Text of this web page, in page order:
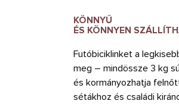
KÖNNYŰ
ÉS KÖNNYEN
Futóbiciklinket a
meg – mindössze 3 kg
és kormányozhatja
sétákhoz és családi